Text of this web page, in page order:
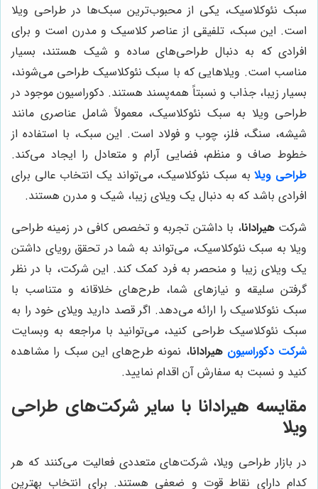
سبک نئوکلاسیک، یکی از محبوب‌ترین سبک‌ها در طراحی ویلا
است. این سبک، تلفیقی از عناصر کلاسیک و مدرن است و برای
افرادی که به دنبال طراحی‌های ساده و شیک هستند، بسیار
مناسب است. ویلاهایی که با سبک نئوکلاسیک طراحی می‌شوند،
بسیار زیبا، جذاب و نسبتاً همه‌پسند هستند. دکوراسیون موجود در
طراحی ویلا به سبک نئوکلاسیک، معمولاً شامل عناصری مانند
شیشه، سنگ، فلز، چوب و فولاد است. این سبک، با استفاده از
خطوط صاف و منظم، فضایی آرام و متعادل را ایجاد می‌کند.
طراحی ویلابه سبک نئوکلاسیک، می‌تواند یک انتخاب عالی برای
افرادی باشد که به دنبال یک ویلای زیبا، شیک و مدرن هستند.
شرکتهیرادانا، با داشتن تجربه و تخصص کافی در زمینه طراحی
ویلا به سبک نئوکلاسیک، می‌تواند به شما در تحقق رویای داشتن
یک ویلای زیبا و منحصر به فرد کمک کند. این شرکت، با در نظر
گرفتن سلیقه و نیازهای شما، طرح‌های خلاقانه و متناسب با
سبک نئوکلاسیک را ارائه می‌دهد. اگر قصد دارید ویلای خود را به
سبک نئوکلاسیک طراحی کنید، می‌توانید با مراجعه به وبسایت
شرکت دکوراسیون هیرادانا، نمونه طرح‌های این سبک را مشاهده
کنید و نسبت به سفارش آن اقدام نمایید.
مقایسه هیرادانا با سایر شرکت‌های طراحی
ویلا
در بازار طراحی ویلا، شرکت‌های متعددی فعالیت می‌کنند که هر
کدام دارای نقاط قوت و ضعفی هستند. برای انتخاب بهترین